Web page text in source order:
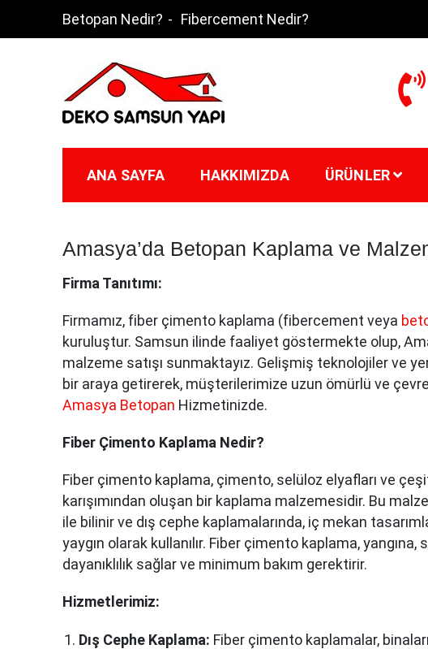
Betopan Nedir? Fibercement Nedir?
Deko Samsun
ANA SAYFA HAKKIMIZDA ÜRÜNLER
Amasya’da Betopan Kaplama ve
Firma Tanıtımı:
Firmamız, fiber çimento kaplama (fibercement veya
kuruluştur. Samsun ilinde faaliyet göstermekte olup,
malzeme satışı sunmaktayız. Gelişmiş teknolojiler ve
bir araya getirerek, müşterilerimize uzun ömürlü ve
Amasya Betopan Hizmetinizde.
Fiber Çimento Kaplama Nedir?
Fiber çimento kaplama, çimento, selüloz elyafları ve
karışımından oluşan bir kaplama malzemesidir. Bu
ile bilinir ve dış cephe kaplamalarında, iç mekan
yaygın olarak kullanılır. Fiber çimento kaplama,
dayanıklılık sağlar ve minimum bakım gerektirir.
Hizmetlerimiz:
Dış Cephe Kaplama: Fiber çimento kaplamalar,